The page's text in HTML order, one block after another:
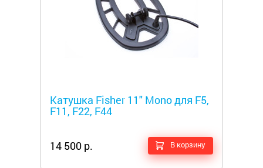
Катушка Fisher 11" Mono для F5,
F11, F22, F44
14 500 р. В корзину